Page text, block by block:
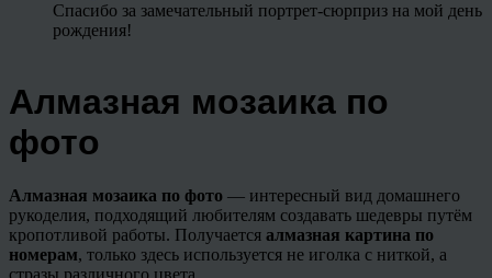
Спасибо за замечательный портрет-сюрприз на мой день
рождения!
Алмазная мозаика по
фото
Алмазная мозаика по фото — интересный вид домашнего
рукоделия, подходящий любителям создавать шедевры путём
кропотливой работы. Получается алмазная картина по
номерам, только здесь используется не иголка с ниткой, а
стразы различного цвета.